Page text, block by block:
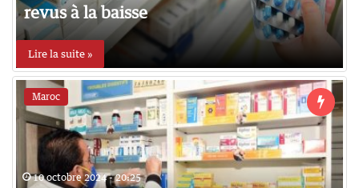
revus à la baisse
Lire la suite »
Maroc
10 octobre 2024 - 20:25